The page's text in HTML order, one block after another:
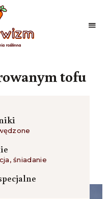
tofu
,śniadanie